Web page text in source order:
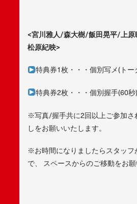
<宮川雅人/森大樹/飯田晃平/上
松原紀映>
特典券1枚・・・個別写メ(トー
特典券2枚・・・個別握手(60秒)
※写真/握手共に2回以上ご参加さ
しをお願いいたします。
※お時間になりましたらスタッ
で、 スペースからのご移動をお願